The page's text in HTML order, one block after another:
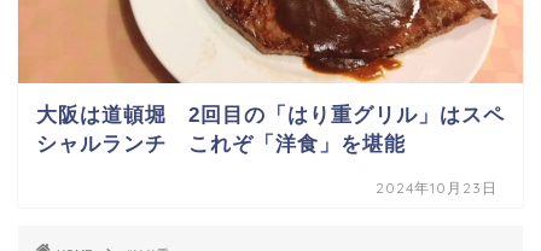
大阪は道頓堀 2回目の「はり重グリル」はスペ
シャルランチ これぞ「洋食」を堪能
2024年10月23日